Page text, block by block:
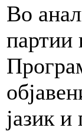
Во
партии
јазик